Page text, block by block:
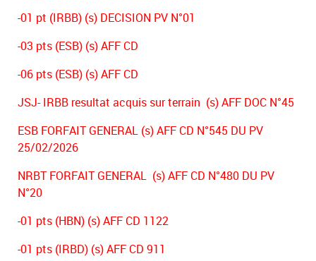
-01 pt (IRBB) (s) DECISION PV N°01
-03 pts (ESB) (s) AFF CD
-06 pts (ESB) (s) AFF CD
JSJ- IRBB resultat acquis sur terrain (s) AFF DOC N°45
ESB FORFAIT GENERAL (s) AFF CD N°545 DU PV
25/02/2026
NRBT FORFAIT GENERAL (s) AFF CD N°480 DU PV
N°20
-01 pts (HBN) (s) AFF CD 1122
-01 pts (IRBD) (s) AFF CD 911